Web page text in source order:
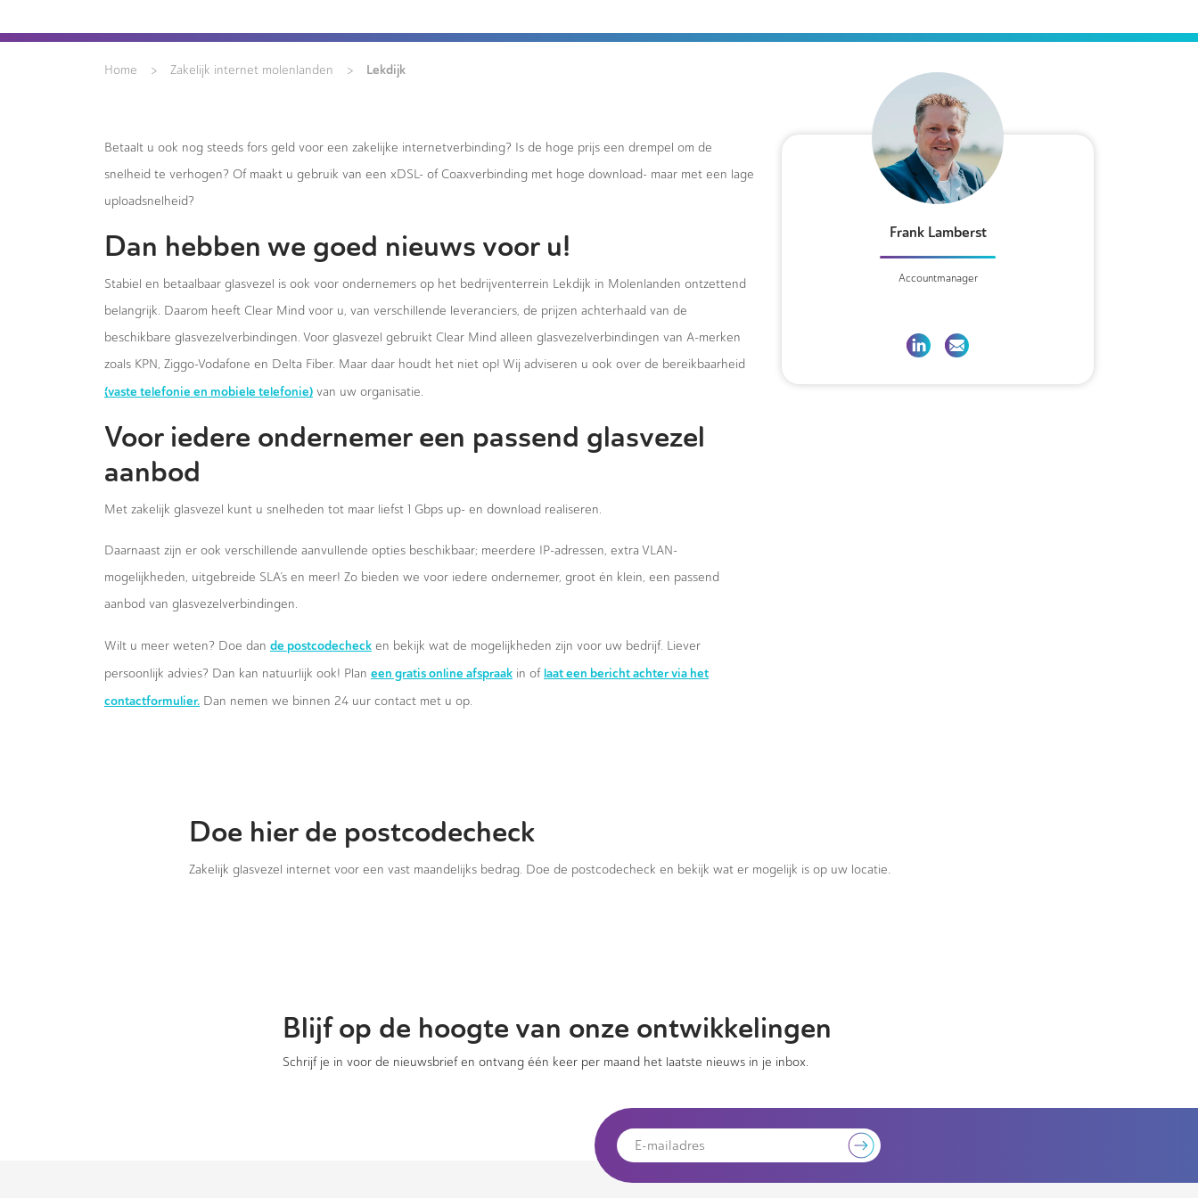
Home > Zakelijk internet molenlanden > Lekdijk
Betaalt u ook nog steeds fors geld voor een zakelijke internetverbinding? Is de hoge prijs een drempel om de
snelheid te verhogen? Of maakt u gebruik van een xDSL- of Coaxverbinding met hoge download- maar met een lage
uploadsnelheid?
Dan hebben we goed nieuws voor u!
Stabiel en betaalbaar glasvezel is ook voor ondernemers op het bedrijventerrein Lekdijk in Molenlanden ontzettend
belangrijk. Daarom heeft Clear Mind voor u, van verschillende leveranciers, de prijzen achterhaald van de
beschikbare glasvezelverbindingen. Voor glasvezel gebruikt Clear Mind alleen glasvezelverbindingen van A-merken
zoals KPN, Ziggo-Vodafone en Delta Fiber. Maar daar houdt het niet op! Wij adviseren u ook over de bereikbaarheid
(vaste telefonie en mobiele telefonie) van uw organisatie.
Voor iedere ondernemer een passend glasvezel
aanbod
Met zakelijk glasvezel kunt u snelheden tot maar liefst 1 Gbps up- en download realiseren.
Daarnaast zijn er ook verschillende aanvullende opties beschikbaar; meerdere IP-adressen, extra VLAN-
mogelijkheden, uitgebreide SLA’s en meer! Zo bieden we voor iedere ondernemer, groot én klein, een passend
aanbod van glasvezelverbindingen.
Wilt u meer weten? Doe dan de postcodecheck en bekijk wat de mogelijkheden zijn voor uw bedrijf. Liever
persoonlijk advies? Dan kan natuurlijk ook! Plan een gratis online afspraak in of laat een bericht achter via het
contactformulier. Dan nemen we binnen 24 uur contact met u op.
Frank Lamberst
Accountmanager
Doe hier de postcodecheck
Zakelijk glasvezel internet voor een vast maandelijks bedrag. Doe de postcodecheck en bekijk wat er mogelijk is op uw locatie.
Blijf op de hoogte van onze ontwikkelingen
Schrijf je in voor de nieuwsbrief en ontvang één keer per maand het laatste nieuws in je inbox.